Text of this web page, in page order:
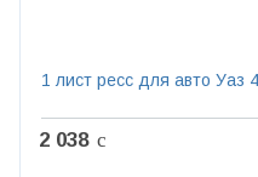
1 лист ресс для авто
2 038 c